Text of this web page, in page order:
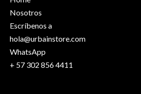
Nosotros
Escríbenos a
hola@urbainstore.com
WhatsApp
+ 57 302 856 4411